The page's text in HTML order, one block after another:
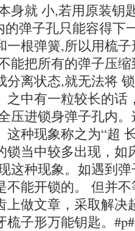
身就 小,若用原装钥
弹子孔只能容得下
一根弹簧,所以用梳
能把所有的弹子压
分离状态,就无法将
之中有一粒较长的话
压进锁身弹子孔内
这种现象称之为“超
锁当中较多出现，如
这种现象。如遇到
不能开锁的。 但并
上做文章，采取解决
子形万能钥匙。